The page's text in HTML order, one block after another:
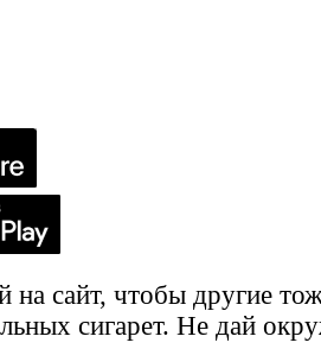
на сайт, чтобы другие
сигарет. Не дай